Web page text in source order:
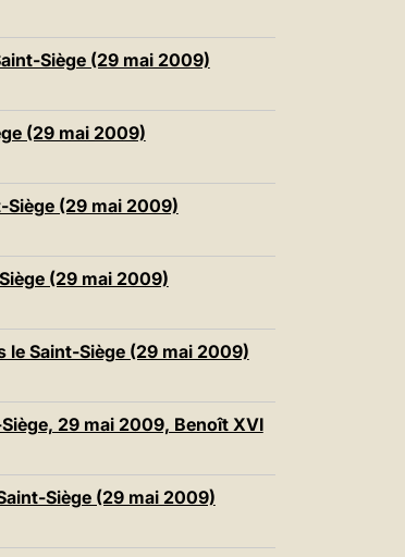
Siège (29 mai 2009)
(29 mai 2009)
Siège (29 mai 2009)
(29 mai 2009)
le Saint-Siège (29 mai 2009)
29 mai 2009, Benoît XVI
Siège (29 mai 2009)